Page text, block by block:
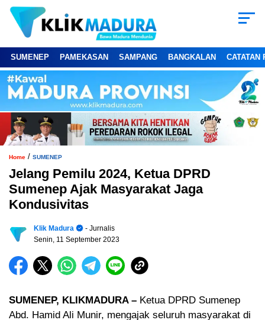
SUMENEP PAMEKASAN SAMPANG BANGKALAN CATATAN
Home / SUMENEP
Jelang Pemilu 2024, Ketua DPRD
Sumenep Ajak Masyarakat Jaga
Kondusivitas
Klik Madura
- Jurnalis
Senin, 11 September 2023
SUMENEP, KLIKMADURA – Ketua DPRD Sumenep
Abd. Hamid Ali Munir, mengajak seluruh masyarakat di